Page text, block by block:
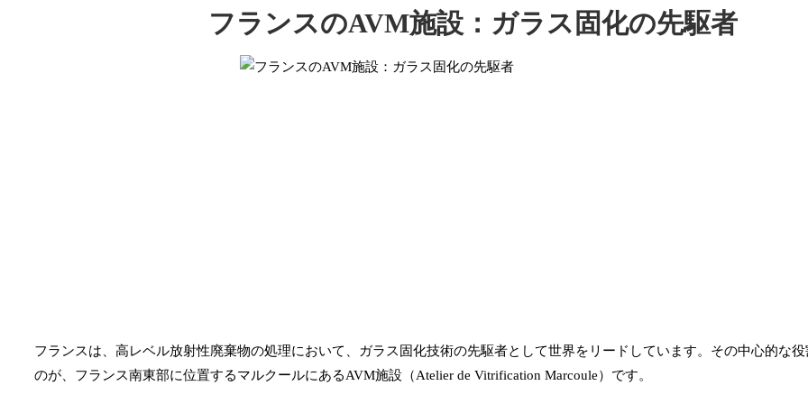
フランスのAVM施設：ガラス固化の先駆者
フランスは、高レベル放射性廃棄物の処理において、ガラス固化技術の先駆者として世界をリードしています。その中心的な
のが、フランス南東部に位置するマルクールにあるAVM施設（Atelier de Vitrification Marcoule）です。